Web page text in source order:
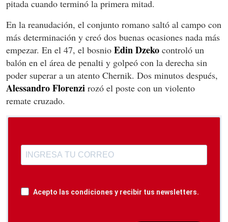
pitada cuando terminó la primera mitad.
En la reanudación, el conjunto romano saltó al campo con
más determinación y creó dos buenas ocasiones nada más
empezar. En el 47, el bosnio Edin Dzeko controló un
balón en el área de penalti y golpeó con la derecha sin
poder superar a un atento Chernik. Dos minutos después,
Alessandro Florenzi rozó el poste con un violento
remate cruzado.
Acepto las condiciones y recibir tus newsletters.